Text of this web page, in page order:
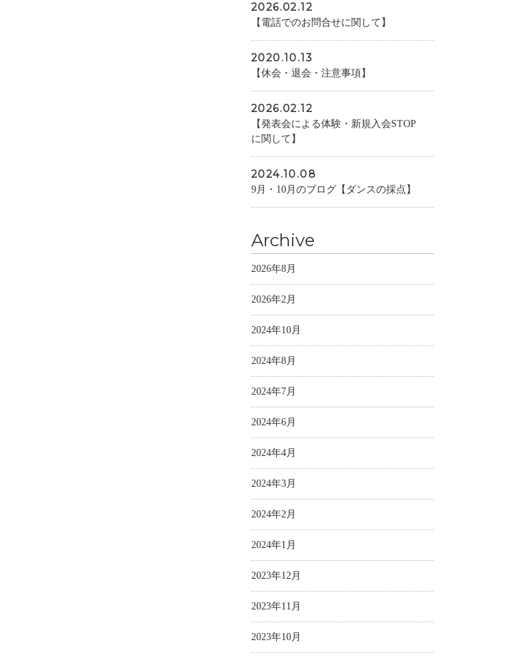
2026.02.12
【電話でのお問合せに関して】
2020.10.13
【休会・退会・注意事項】
2026.02.12
【発表会による体験・新規入会STOP
に関して】
2024.10.08
9月・10月のブログ【ダンスの採点】
Archive
2026年8月
2026年2月
2024年10月
2024年8月
2024年7月
2024年6月
2024年4月
2024年3月
2024年2月
2024年1月
2023年12月
2023年11月
2023年10月